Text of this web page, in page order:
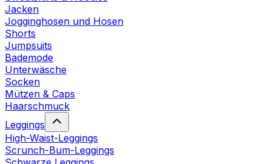
Jacken
Jogginghosen und Hosen
Shorts
Jumpsuits
Bademode
Unterwäsche
Socken
Mützen & Caps
Haarschmuck
Leggings
High-Waist-Leggings
Scrunch-Bum-Leggings